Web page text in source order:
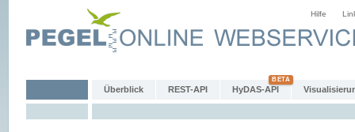
Hilfe
Überblick REST-API HyDAS-API